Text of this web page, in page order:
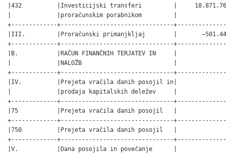
|432          |Investicijski transferi         |
|             |proračunskim porabnikom         |
+-------------+--------------------------------
|III.         |Proračunski primanjkljaj        |
+-------------+--------------------------------
|B.           |RAČUN FINANČNIH TERJATEV IN     |
|             |NALOŽB                          |
+-------------+--------------------------------
|IV.          |Prejeta vračila danih posojil in|
|             |prodaja kapitalskih deležev     |
+-------------+--------------------------------
|75           |Prejeta vračila danih posojil   |
+-------------+--------------------------------
|750          |Prejeta vračila danih posojil   |
+-------------+--------------------------------
|V.           |Dana posojila in povečanje      |